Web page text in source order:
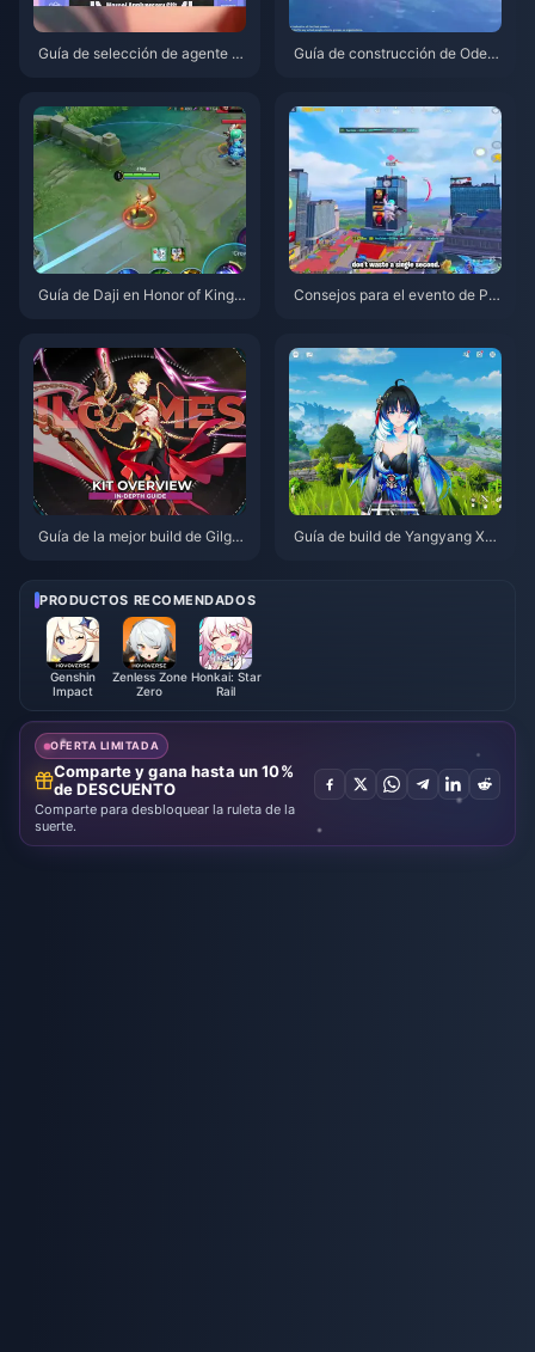
Guía de selección de agente gr
Guía de construcción de Odett
Guía de Daji en Honor of Kings:
Consejos para el evento de PU
Guía de la mejor build de Gilga
Guía de build de Yangyang Xua
PRODUCTOS RECOMENDADOS
Genshin
Impact
Zenless Zone
Zero
Honkai: Star
Rail
OFERTA LIMITADA
Comparte y gana hasta un 10%
de DESCUENTO
Comparte para desbloquear la ruleta de la
suerte.